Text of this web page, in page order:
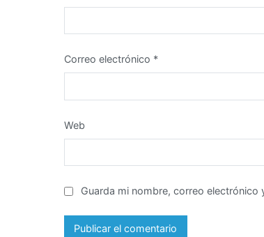
Correo electrónico *
Web
Guarda mi nombre, correo